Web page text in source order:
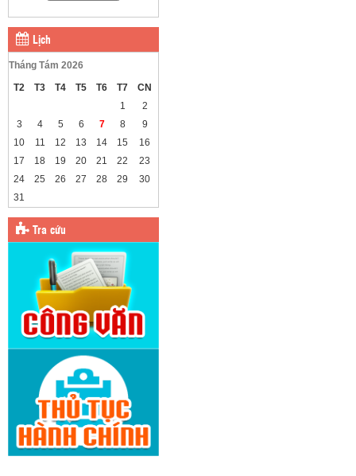
Lịch
Tháng Tám 2026
T2
T3 T4 T5 T6 T7
CN
1
2
3
4 5 6 7 8
9
10
11 12 13 14 15
16
17
18 19 20 21 22
23
24
25 26 27 28 29
30
31
Tra cứu